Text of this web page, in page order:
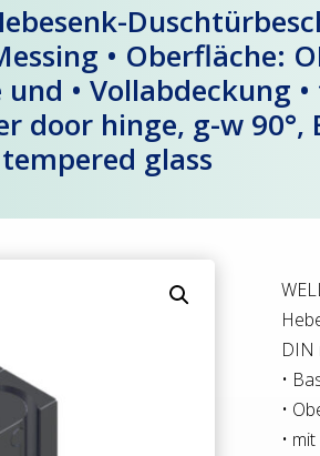
• Oberfläche:
• Vollabdeckung •
door hinge, g-w
glass
DIN
•
•
•